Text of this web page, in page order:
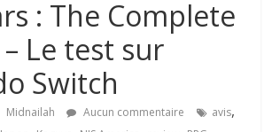
: The Complete
Le test sur
Switch
Midnailah Aucun commentaire avis,